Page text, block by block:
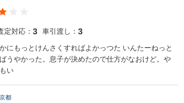
定対応： 3 車引渡し： 3
にもっとけんさくすればよかっつた いんたーねっと
うやかった。息子が決めたので仕方がなおけど。や
い
都